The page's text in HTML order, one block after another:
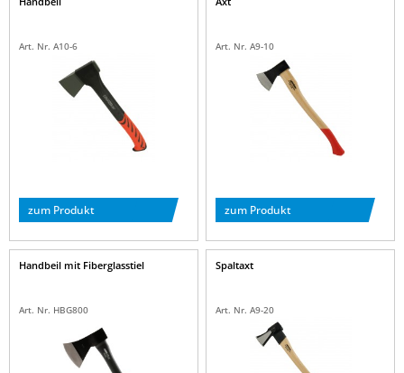
Art. Nr. A10-6
zum Produkt
Art. Nr. A9-10
zum Produkt
Handbeil mit Fiberglasstiel
Art. Nr. HBG800
Spaltaxt
Art. Nr. A9-20